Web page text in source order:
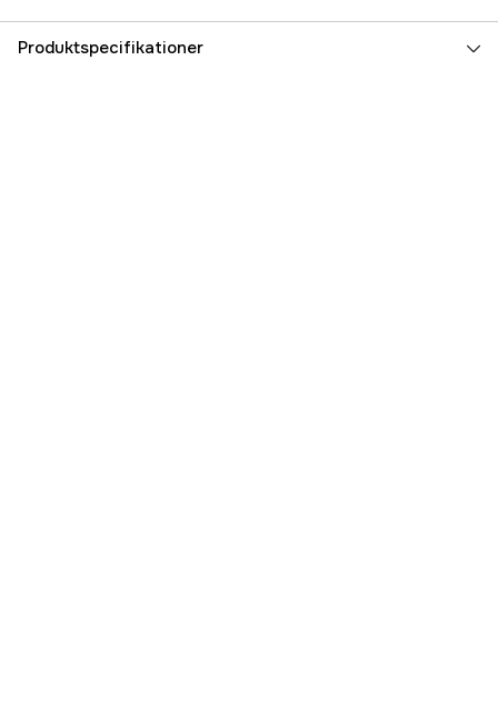
Produktspecifikationer